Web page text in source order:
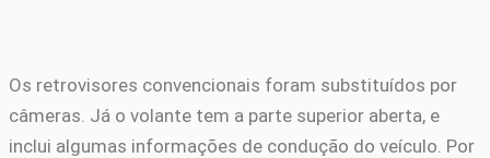
Os retrovisores convencionais foram substituídos por
câmeras. Já o volante tem a parte superior aberta, e
inclui algumas informações de condução do veículo. Por